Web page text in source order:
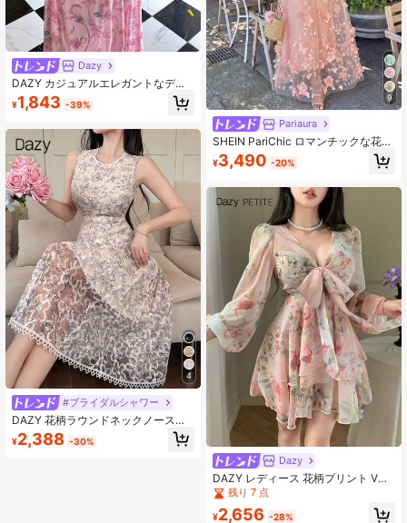
Dazy
DAZY カジュアルエレガントなディ
ジーフローラルピンクのミドル丈ド
レス、春夏の女性用サンドレス バケ
¥1,843 -39%
4
#ブライダルシャワー
DAZY 花柄ラウンドネックノースリ
ーブミディドレス レディース サマー
ドレス
¥2,388 -30%
9
Pariaura
SHEIN PariChic ロマンチックな花柄
メッシュロングドレス、誕生日、結
婚式の来賓服、ブライダルガウンに
¥3,490 -20%
Dazy
DAZY レディース 花柄プリント Vネ
ック エレガント 長袖 ミディ丈ワン
ピース バケーションコーデ 小柄女性
向け サンドレス
残り 7 点
¥2,656 -28%